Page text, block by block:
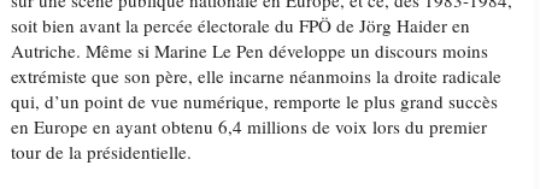
soit bien avant la percée électorale du FPÖ de Jörg Haider en
Autriche. Même si Marine Le Pen développe un discours moins
extrémiste que son père, elle incarne néanmoins la droite radicale
qui, d’un point de vue numérique, remporte le plus grand succès
en Europe en ayant obtenu 6,4 millions de voix lors du premier
tour de la présidentielle.